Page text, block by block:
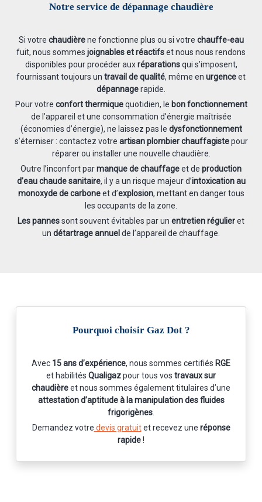
Notre service de dépannage chaudière
Si votre chaudièrene fonctionne plus ou si votre chauffe-eau
fuit, nous sommes joignables et réactifset nous nous rendons
disponibles pour procéder auxréparationsqui s’imposent,
fournissant toujours un travail de qualité, même en urgenceet
dépannagerapide.
Pour votre confort thermiquequotidien, le bon fonctionnement
de l’appareil et une consommation d’énergie maîtrisée
(économies d’énergie), ne laissez pas le dysfonctionnement
s’éterniser : contactez votre artisan plombier chauffagistepour
réparer ou installer une nouvelle chaudière.
Outre l’inconfort parmanque de chauffageet de production
d’eau chaude sanitaire, il y a un risque majeur d’intoxication au
monoxyde de carboneet d’explosion, mettant en danger tous
les occupants de la zone.
Les pannessont souvent évitables par un entretien régulieret
un détartrage annuelde l’appareil de chauffage.
Pourquoi choisir Gaz Dot ?
Avec 15 ans d’expérience, nous sommes certifiés RGE
et habilités Qualigazpour tous vos travaux sur
chaudièreet nous sommes également titulaires d’une
attestation d’aptitude à la manipulation des fluides
frigorigènes
Demandez votre devis gratuitet recevez une réponse
rapide!